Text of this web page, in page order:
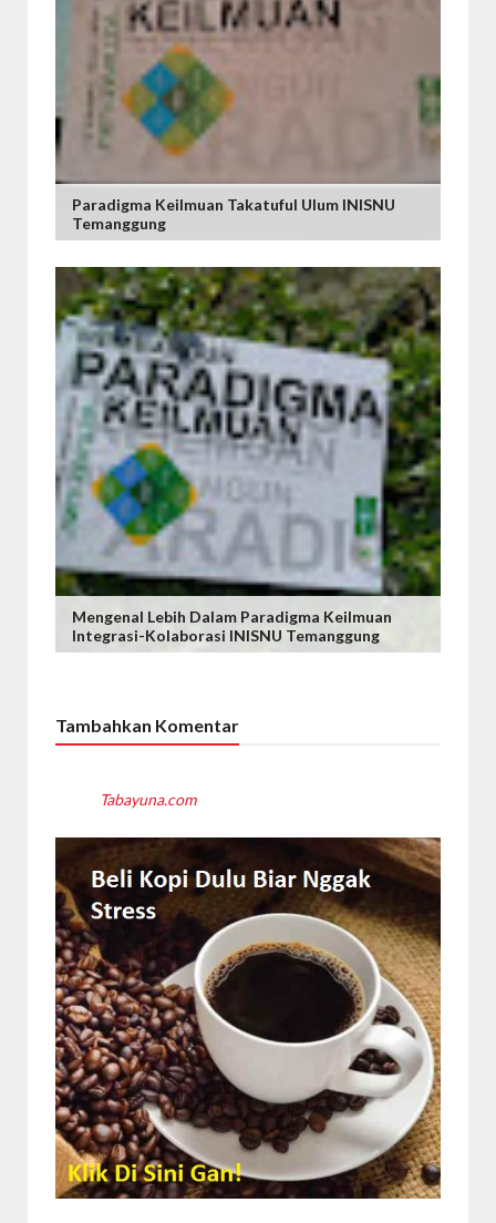
Paradigma Keilmuan Takatuful Ulum INISNU
Temanggung
Mengenal Lebih Dalam Paradigma Keilmuan
Integrasi-Kolaborasi INISNU Temanggung
Tambahkan Komentar
Tabayuna.com